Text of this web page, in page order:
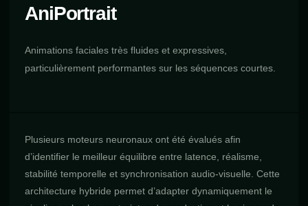
AniPortrait
Animations faciales très fluides et expressives,
particulièrement performantes sur les séquences courtes.
Plusieurs moteurs neuronaux ont été évalués afin
d’identifier le meilleur équilibre entre latence, réalisme,
stabilité temporelle et synchronisation audio-visuelle. Cette
architecture hybride permet d’adapter dynamiquement le